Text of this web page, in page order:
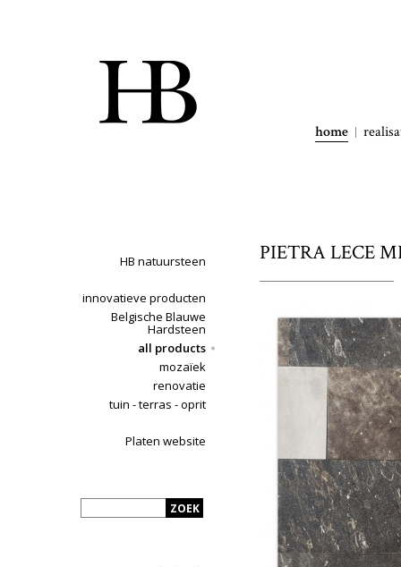
home
HB natuursteen
innovatieve producten
Belgische Blauwe
Hardsteen
all products
mozaïek
renovatie
tuin - terras - oprit
Platen website
PIETRA LECE